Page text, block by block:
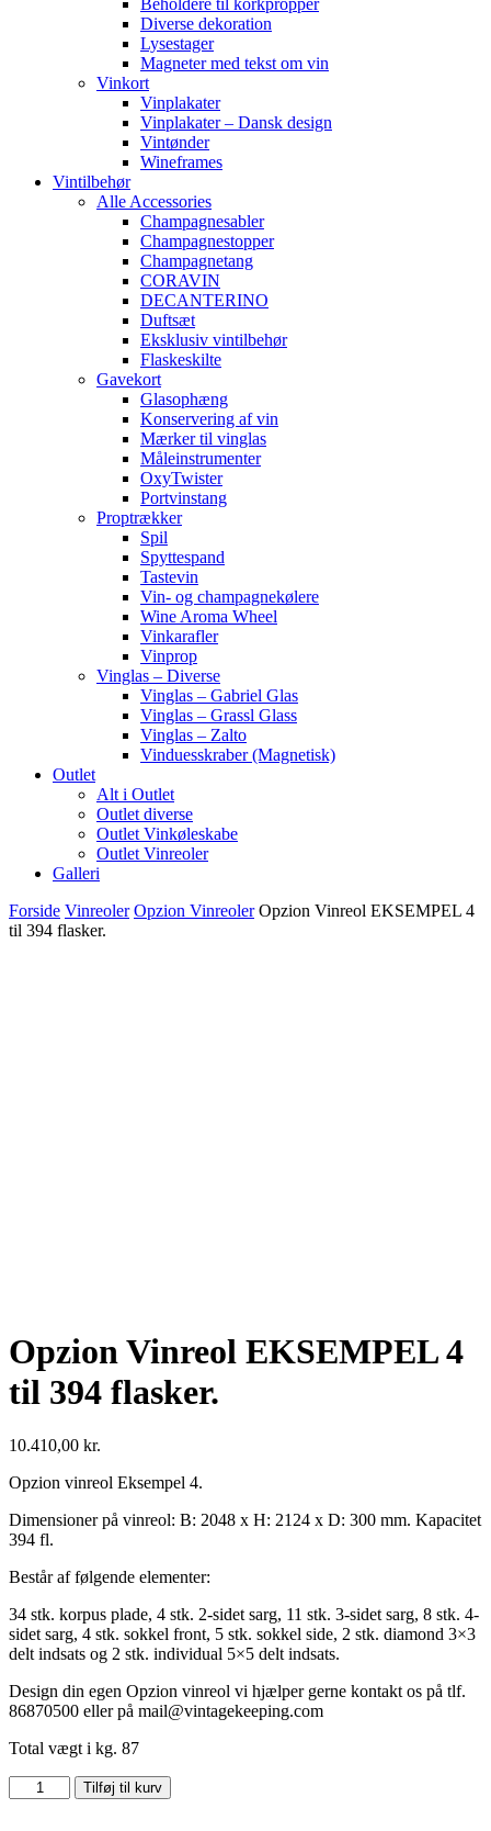
Diverse dekoration
Lysestager
Magneter med tekst om vin
Vinkort
Vinplakater
Vinplakater – Dansk design
Vintønder
Wineframes
Vintilbehør
Alle Accessories
Champagnesabler
Champagnestopper
Champagnetang
CORAVIN
DECANTERINO
Duftsæt
Eksklusiv vintilbehør
Flaskeskilte
Gavekort
Glasophæng
Konservering af vin
Mærker til vinglas
Måleinstrumenter
OxyTwister
Portvinstang
Proptrækker
Spil
Spyttespand
Tastevin
Vin- og champagnekølere
Wine Aroma Wheel
Vinkarafler
Vinprop
Vinglas – Diverse
Vinglas – Gabriel Glas
Vinglas – Grassl Glass
Vinglas – Zalto
Vinduesskraber (Magnetisk)
Outlet
Alt i Outlet
Outlet diverse
Outlet Vinkøleskabe
Outlet Vinreoler
Galleri
Forside Vinreoler Opzion Vinreoler Opzion Vinreol EKSEMPEL 4
til 394 flasker.
Opzion Vinreol EKSEMPEL 4
til 394 flasker.
10.410,00 kr.
Opzion vinreol Eksempel 4.
Dimensioner på vinreol: B: 2048 x H: 2124 x D: 300 mm. Kapacitet
394 fl.
Består af følgende elementer:
34 stk. korpus plade, 4 stk. 2-sidet sarg, 11 stk. 3-sidet sarg, 8 stk. 4-
sidet sarg, 4 stk. sokkel front, 5 stk. sokkel side, 2 stk. diamond 3×3
delt indsats og 2 stk. individual 5×5 delt indsats.
Design din egen Opzion vinreol vi hjælper gerne kontakt os på tlf.
86870500 eller på mail@vintagekeeping.com
Total vægt i kg. 87
Opzion
Vinreol
Tilføj til kurv